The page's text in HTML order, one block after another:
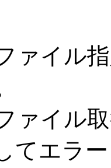
ァイル
ァイル
てエラ